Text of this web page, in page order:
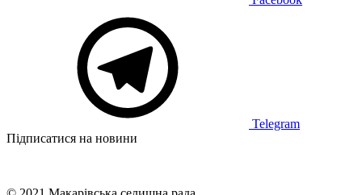
Telegram
Підписатися на новини